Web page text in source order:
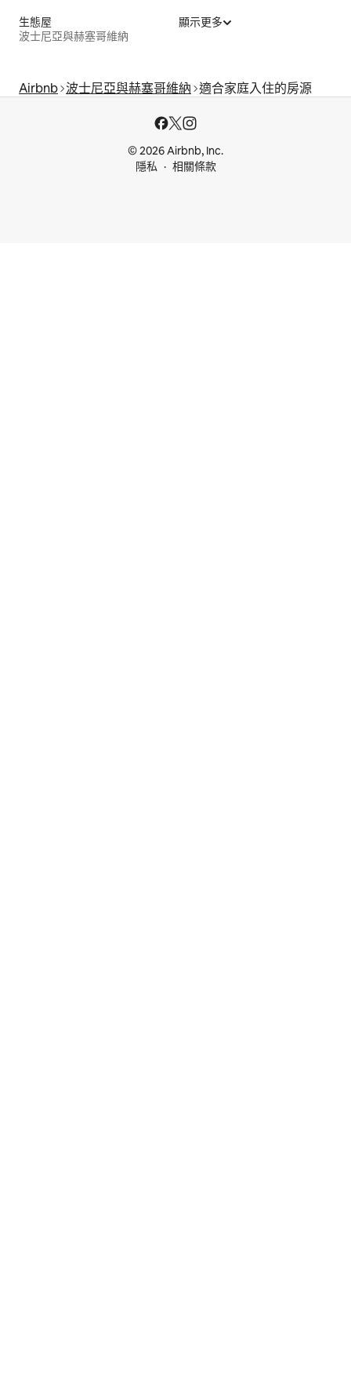
生態屋
波士尼亞與赫塞哥維納
顯示更多
Airbnb 波士尼亞與赫塞哥維納 適合家庭入住的房源
© 2026 Airbnb, Inc.
隱私
相關條款